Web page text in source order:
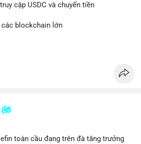
cập USDC và chuyển tiền
các blockchain lớn
toàn cầu đang trên đà tăng trưởng